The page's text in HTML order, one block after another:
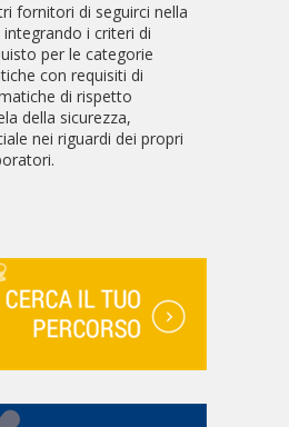
fornitori di seguirci nella
i criteri di
per le categorie
con requisiti di
di rispetto
della sicurezza,
nei riguardi dei propri